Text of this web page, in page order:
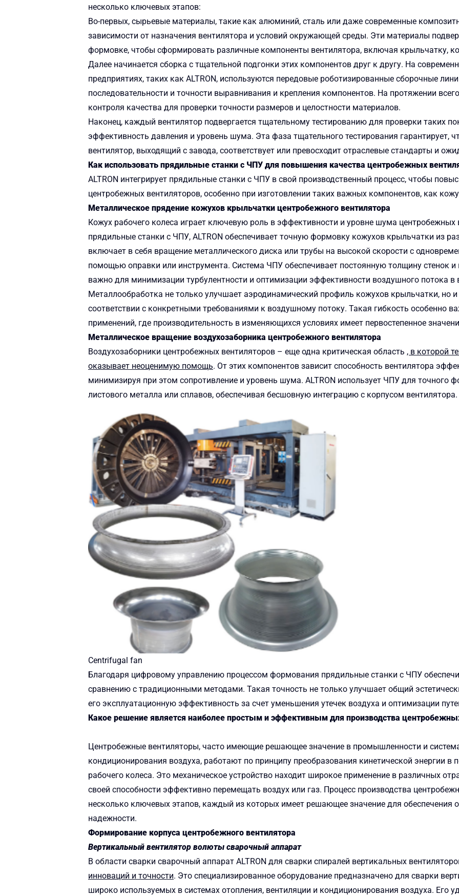
несколько ключевых этапов:
Во-первых, сырьевые материалы, такие как алюминий, сталь или даже современные
зависимости от назначения вентилятора и условий окружающей среды. Эти материалы
формовке, чтобы сформировать различные компоненты вентилятора, включая крыльчатку,
Далее начинается сборка с тщательной подгонки этих компонентов друг к другу. На
предприятиях, таких как ALTRON, используются передовые роботизированные сборочные
последовательности и точности выравнивания и крепления компонентов. На протяжении
контроля качества для проверки точности размеров и целостности материалов.
Наконец, каждый вентилятор подвергается тщательному тестированию для проверки таких
эффективность давления и уровень шума. Эта фаза тщательного тестирования гарантирует,
вентилятор, выходящий с завода, соответствует или превосходит отраслевые стандарты и
Как использовать прядильные станки с ЧПУ для повышения качества центробежных
ALTRON интегрирует прядильные станки с ЧПУ в свой производственный процесс, чтобы
центробежных вентиляторов, особенно при изготовлении таких важных компонентов, как
Металлическое прядение кожухов крыльчатки центробежного вентилятора
Кожух рабочего колеса играет ключевую роль в эффективности и уровне шума центробежных
прядильные станки с ЧПУ, ALTRON обеспечивает точную формовку кожухов крыльчатки из
включает в себя вращение металлического диска или трубы на высокой скорости с
помощью оправки или инструмента. Система ЧПУ обеспечивает постоянную толщину стенок и
важно для минимизации турбулентности и оптимизации эффективности воздушного потока в
Металлообработка не только улучшает аэродинамический профиль кожухов крыльчатки, но
соответствии с конкретными требованиями к воздушному потоку. Такая гибкость особенно
применений, где производительность в изменяющихся условиях имеет первостепенное
Металлическое вращение воздухозаборника центробежного вентилятора
Воздухозаборники центробежных вентиляторов – еще одна критическая область , в которой
оказывает неоценимую помощь. От этих компонентов зависит способность вентилятора
минимизируя при этом сопротивление и уровень шума. ALTRON использует ЧПУ для точного
листового металла или сплавов, обеспечивая бесшовную интеграцию с корпусом вентилятора.
Centrifugal fan
Благодаря цифровому управлению процессом формования прядильные станки с ЧПУ
сравнению с традиционными методами. Такая точность не только улучшает общий
его эксплуатационную эффективность за счет уменьшения утечек воздуха и оптимизации
Какое решение является наиболее простым и эффективным для производства
Центробежные вентиляторы, часто имеющие решающее значение в промышленности и
кондиционирования воздуха, работают по принципу преобразования кинетической энергии в
рабочего колеса. Это механическое устройство находит широкое применение в различных
своей способности эффективно перемещать воздух или газ. Процесс производства
несколько ключевых этапов, каждый из которых имеет решающее значение для обеспечения
надежности.
Формирование корпуса центробежного вентилятора
Вертикальный вентилятор волюты сварочный аппарат
В области сварки сварочный аппарат ALTRON для сварки спиралей вертикальных
инноваций и точности. Это специализированное оборудование предназначено для сварки
широко используемых в системах отопления, вентиляции и кондиционирования воздуха. Его